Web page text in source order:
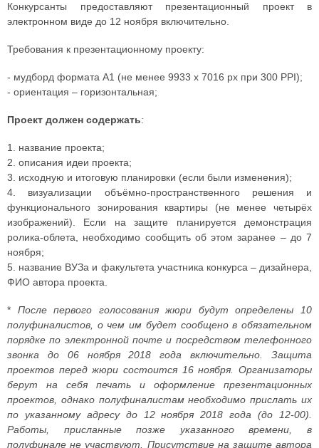
Конкурсанты предоставляют презентационный проект в
электронном виде до 12 ноября включительно.
Требования к презентационному проекту:
- мудборд формата А1 (не менее 9933 x 7016 px при 300 PPI);
- ориентация – горизонтальная;
Проект должен содержать:
1. название проекта;
2. описания идеи проекта;
3. исходную и итоговую планировки (если были изменения);
4. визуализации объёмно-пространственного решения и
функционального зонирования квартиры (не менее четырёх
изображений). Если на защите планируется демонстрация
ролика-облета, необходимо сообщить об этом заранее – до 7
ноября;
5. название ВУЗа и факультета участника конкурса – дизайнера,
ФИО автора проекта.
* После первого голосования жюри будут определены 10
полуфиналистов, о чем им будет сообщено в обязательном
порядке по электронной почте и посредством телефонного
звонка до 06 ноября 2018 года включительно. Защита
проектов перед жюри состоится 16 ноября. Организаторы
берут на себя печать и оформление презентационных
проектов, однако полуфиналистам необходимо прислать их
по указанному адресу до 12 ноября 2018 года (до 12-00).
Работы, присланные позже указанного времени, в
полуфинале не участвуют. Присутствие на защите автора